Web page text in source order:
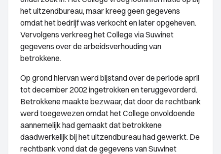
het uitzendbureau, maar kreeg geen gegevens
omdat het bedrijf was verkocht en later opgeheven.
Vervolgens verkreeg het College via Suwinet
gegevens over de arbeidsverhouding van
betrokkene.
Op grond hiervan werd bijstand over de periode april
tot december 2002 ingetrokken en teruggevorderd.
Betrokkene maakte bezwaar, dat door de rechtbank
werd toegewezen omdat het College onvoldoende
aannemelijk had gemaakt dat betrokkene
daadwerkelijk bij het uitzendbureau had gewerkt. De
rechtbank vond dat de gegevens van Suwinet